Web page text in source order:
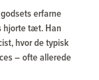
erfarne
hjorte tæt. Han
hvor de typisk
– ofte allerede